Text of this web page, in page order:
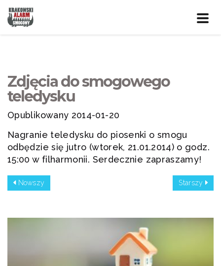
Zdjęcia do smogowego
teledysku
Opublikowany 2014-01-20
Nagranie teledysku do piosenki o smogu
odbędzie się jutro (wtorek, 21.01.2014) o godz.
15:00 w filharmonii. Serdecznie zapraszamy!
Nowszy Starszy